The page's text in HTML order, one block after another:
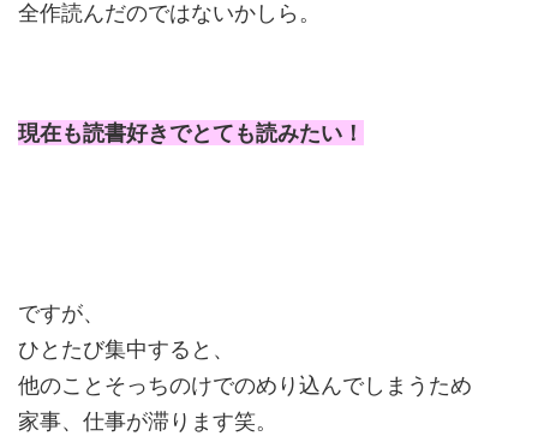
全作読んだのではないかしら。
現在も読書好きでとても読みたい！
ですが、
ひとたび集中すると、
他のことそっちのけでのめり込んでしまうため
家事、仕事が滞ります笑。